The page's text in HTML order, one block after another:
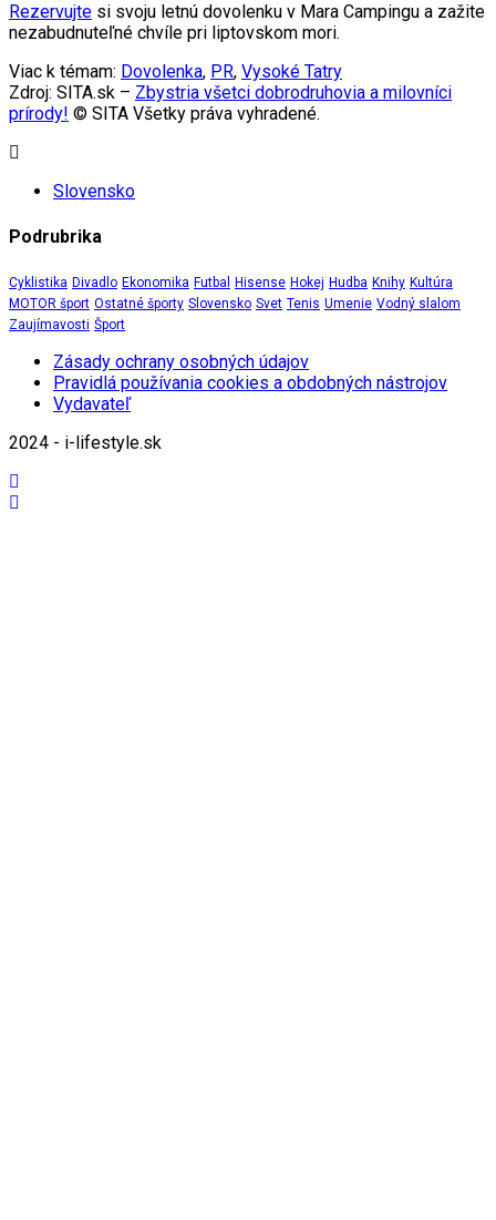
Rezervujte si svoju letnú dovolenku v Mara Campingu a zažite
nezabudnuteľné chvíle pri liptovskom mori.
Viac k témam: Dovolenka, PR, Vysoké Tatry
Zdroj: SITA.sk – Zbystria všetci dobrodruhovia a milovníci
prírody! © SITA Všetky práva vyhradené.
Slovensko
Podrubrika
Cyklistika Divadlo Ekonomika Futbal Hisense Hokej Hudba Knihy Kultúra
MOTOR šport Ostatné športy Slovensko Svet Tenis Umenie Vodný slalom
Zaujímavosti Šport
Zásady ochrany osobných údajov
Pravidlá používania cookies a obdobných nástrojov
Vydavateľ
2024 - i-lifestyle.sk